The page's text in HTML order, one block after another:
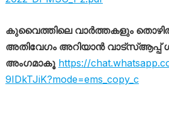
കുവൈത്തിലെ വാർത്തകളും
അതിവേഗം അറിയാൻ വാട്സ്ആപ്പ്
അംഗമാകൂ https://
9IDkTJiK?mode=ems_copy_c